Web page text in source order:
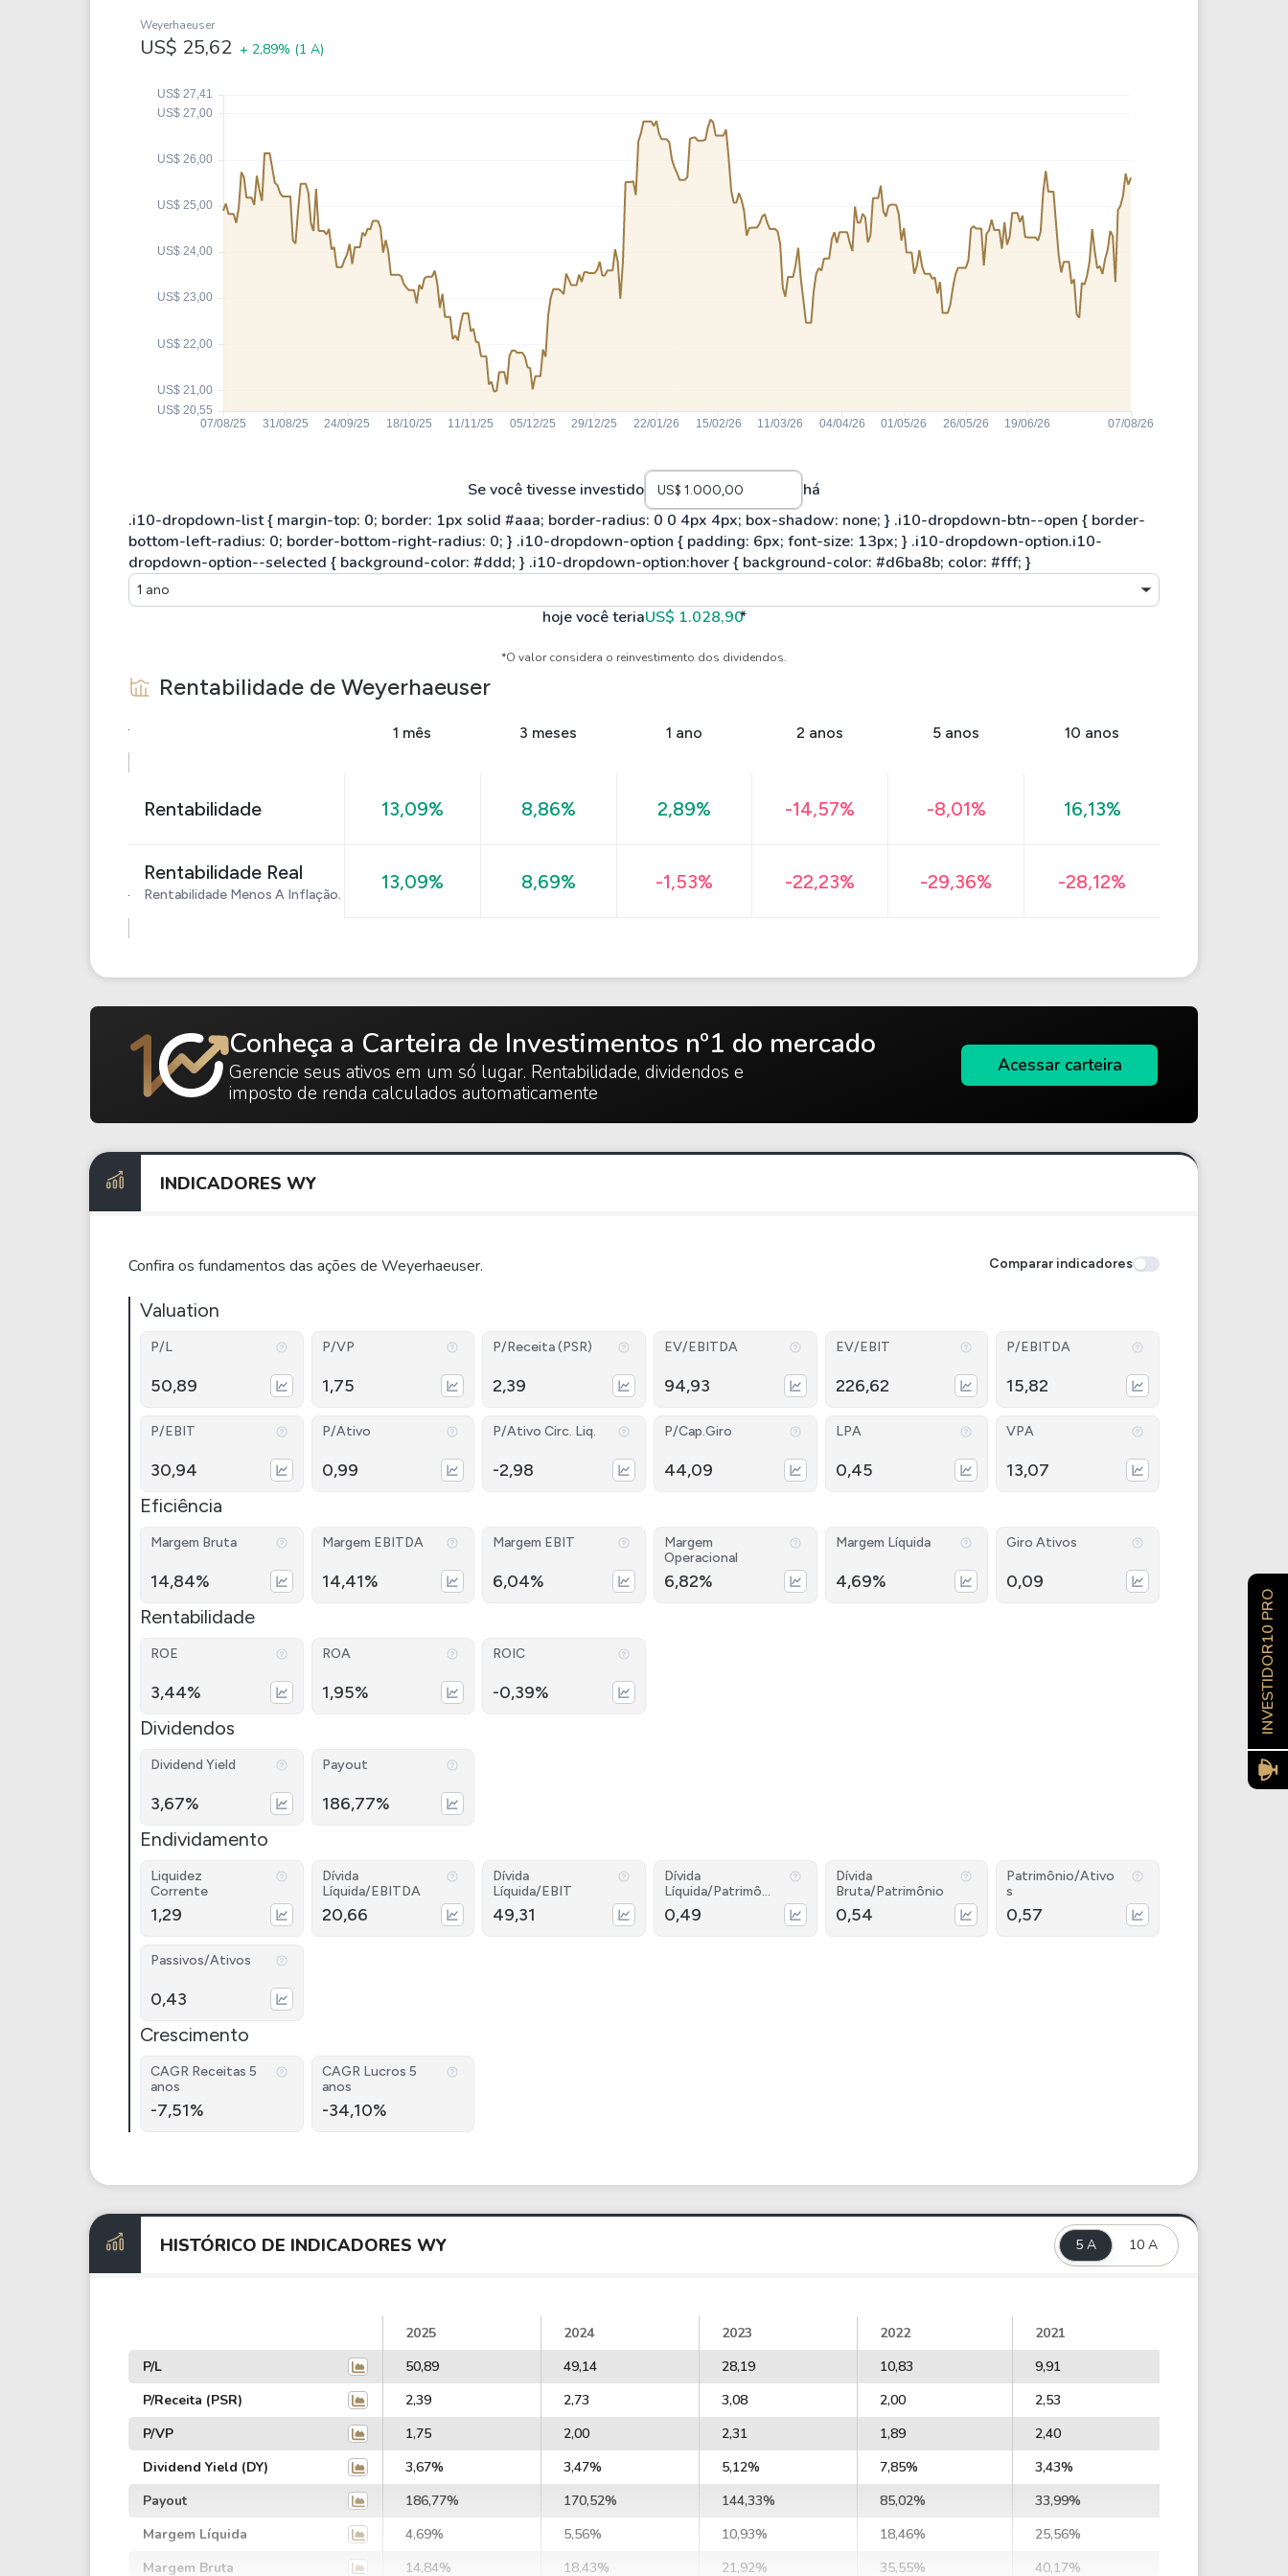
Klabin
Petrobrás
Ver todos
KNCR11
Weyerhaeuser
US$ 25,62 + 2,89% (1 A)
Se você tivesse investido há
1 ano
hoje você teriaUS$ 1.028,90*
*O valor considera o reinvestimento dos dividendos.
Rentabilidade de Weyerhaeuser
1 mês 3 meses 1 ano 2 anos 5 anos 10 anos
Rentabilidade 13,09% 8,86% 2,89% -14,57% -8,01% 16,13%
Rentabilidade Real
Rentabilidade Menos A Inflação.
13,09% 8,69% -1,53% -22,23% -29,36% -28,12%
Conheça a Carteira de Investimentos nº1 do mercado
Gerencie seus ativos em um só lugar. Rentabilidade, dividendos e
imposto de renda calculados automaticamente
Acessar carteira
INDICADORES WY
Confira os fundamentos das ações de Weyerhaeuser. Comparar indicadores
Valuation
P/L
50,89
P/VP
1,75
P/Receita (PSR)
2,39
EV/EBITDA
94,93
EV/EBIT
226,62
P/EBITDA
15,82
P/EBIT
30,94
P/Ativo
0,99
P/Ativo Circ. Liq.
-2,98
P/Cap.Giro
44,09
LPA
0,45
VPA
13,07
Eficiência
Margem Bruta
14,84%
Margem EBITDA
14,41%
Margem EBIT
6,04%
Margem
Operacional
6,82%
Margem Líquida
4,69%
Giro Ativos
0,09
Rentabilidade
ROE
3,44%
ROA
1,95%
ROIC
-0,39%
Dividendos
Dividend Yield
3,67%
Payout
186,77%
Endividamento
Liquidez
Corrente
1,29
Dívida
Líquida/EBITDA
20,66
Dívida
Líquida/EBIT
49,31
Dívida
Líquida/Patrimôni
o
0,49
Dívida
Bruta/Patrimônio
0,54
Patrimônio/Ativo
s
0,57
Passivos/Ativos
0,43
Crescimento
CAGR Receitas 5
anos
-7,51%
CAGR Lucros 5
anos
-34,10%
HISTÓRICO DE INDICADORES WY 5 A 10 A
2025 2024 2023 2022
2021
P/L
50,89 49,14 28,19 10,83
9,91
P/Receita (PSR)
2,39 2,73 3,08 2,00
2,53
P/VP
1,75 2,00 2,31 1,89
2,40
Dividend Yield (DY)
3,67% 3,47% 5,12% 7,85%
3,43%
Payout
186,77% 170,52% 144,33% 85,02%
33,99%
Margem Líquida
4,69% 5,56% 10,93% 18,46%
25,56%
Margem Bruta
14,84% 18,43% 21,92% 35,55%
40,17%
INVESTIDOR10 PRO